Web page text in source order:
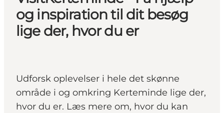
og inspiration til dit besøg
lige der, hvor du er
Udforsk oplevelser i hele det skønne
område i og omkring Kerteminde lige der,
hvor du er. Læs mere om, hvor du kan